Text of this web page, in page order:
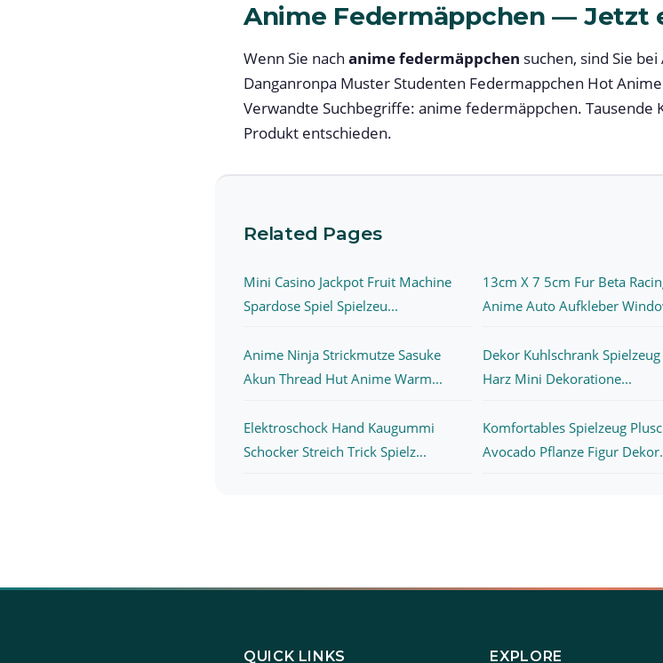
Anime Federmäppchen — Jetzt
Wenn Sie nach anime federmäppchen suchen, sind Sie
Danganronpa Muster Studenten Federmappchen Hot
Verwandte Suchbegriffe: anime federmäppchen. Tausende
Produkt entschieden.
Related Pages
Mini Casino Jackpot Fruit Machine
Spardose Spiel Spielzeu...
13cm X 7 5cm Fur Beta
Anime Auto Aufkleber
Anime Ninja Strickmutze Sasuke
Akun Thread Hut Anime Warm...
Dekor Kuhlschrank
Harz Mini Dekoratione...
Elektroschock Hand Kaugummi
Schocker Streich Trick Spielz...
Komfortables Spielzeug
Avocado Pflanze Figur
QUICK LINKS EXPLORE